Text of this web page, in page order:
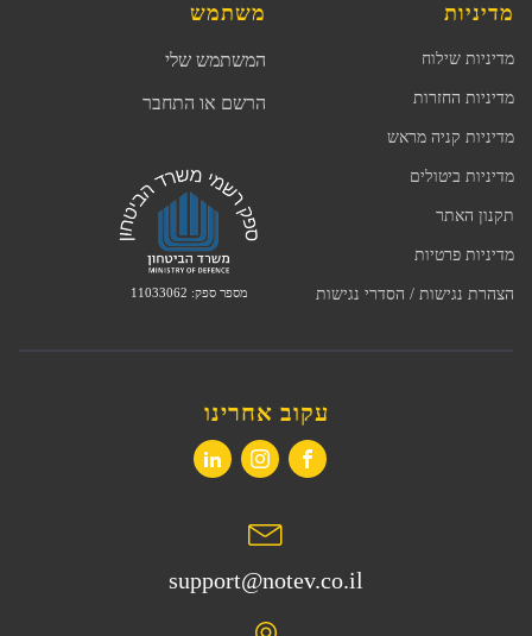
מדיניות
מדיניות שילוח
מדיניות החזרות
מדיניות קניה מראש
מדיניות ביטולים
תקנון האתר
מדיניות פרטיות
הצהרת נגישות / הסדרי נגישות
משתמש
המשתמש שלי
הרשם או התחבר
מספר ספק: 11033062
עקוב אחרינו
support@notev.co.il